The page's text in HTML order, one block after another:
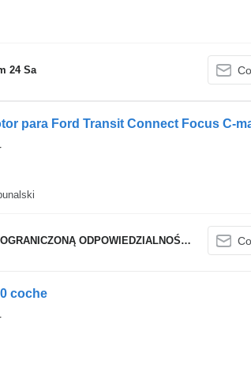
24 Sa
ODPOWIEDZIALNOŚCIĄ
coche